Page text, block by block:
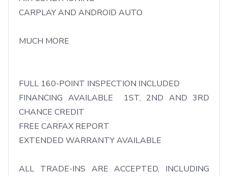
CARPLAY AND ANDROID AUTO
MUCH MORE
FULL 160-POINT INSPECTION INCLUDED
FINANCING AVAILABLE  1ST, 2ND AND 3RD
CHANCE CREDIT
FREE CARFAX REPORT
EXTENDED WARRANTY AVAILABLE
ALL TRADE-INS ARE ACCEPTED, INCLUDING